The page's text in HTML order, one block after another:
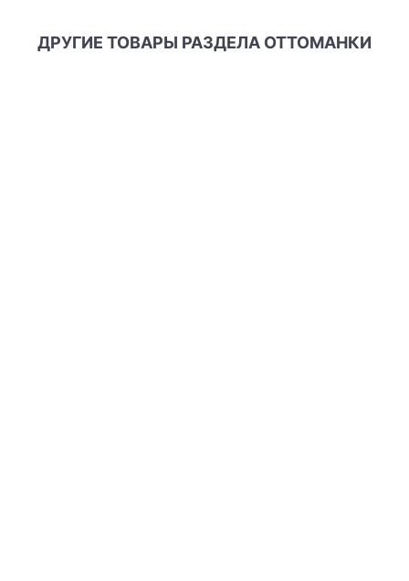
ДРУГИЕ ТОВАРЫ РАЗДЕЛА ОТТОМАНКИ